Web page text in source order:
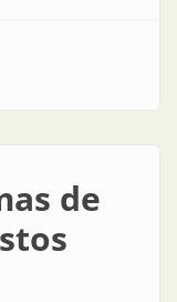
luminaria led
de